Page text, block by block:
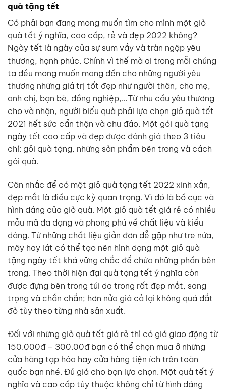
quà tặng tết
Có phải bạn đang mong muốn tìm cho mình một giỏ
quà tết ý nghĩa, cao cấp, rẻ và đẹp 2022 không?
Ngày tết là ngày của sự sum vầy và tràn ngập yêu
thương, hạnh phúc. Chính vì thế mà ai trong mỗi chúng
ta đều mong muốn mang đến cho những người yêu
thương những giá trị tốt đẹp như người thân, cha mẹ,
anh chị, bạn bè, đồng nghiệp,…Từ nhu cầu yêu thương
cho và nhận, người biếu quà phải lựa chọn giỏ quà tết
2021 hết sức cẩn thận và chu đáo. Một gói quà tặng
ngày tết cao cấp và đẹp được đánh giá theo 3 tiêu
chí: gỏi quà tặng, những sản phẩm bên trong và cách
gói quà.
Cân nhắc để có một giỏ quà tặng tết 2022 xinh xắn,
đẹp mắt là điều cực kỳ quan trọng. Vì đó là bố cục và
hình dáng của giỏ quà. Một giỏ quà tết giá rẻ có nhiều
mẫu mã đa dạng và phong phú về chất liệu và kiểu
dáng. Từ những chất liệu giản đơn dễ gặp như tre nứa,
mây hay lát có thể tạo nên hình dạng một giỏ quà
tặng ngày tết khá vững chắc để chứa những phần bên
trong. Theo thời hiện đại quà tặng tết ý nghĩa còn
được đựng bên trong túi da trong rất đẹp mắt, sang
trọng và chắn chắn; hơn nửa giá cả lại không quá đắt
đỏ tùy theo từng nhà sản xuất.
Đối với những giỏ quà tết giá rẻ thì có giá giao động từ
150.000đ – 300.00đ bạn có thể chọn mua ở những
cửa hàng tạp hóa hay cửa hàng tiện ích trên toàn
quốc bạn nhé. Đủ giá cho bạn lựa chọn. Một quà tết ý
nghĩa và cao cấp tùy thuộc không chỉ từ hình dáng